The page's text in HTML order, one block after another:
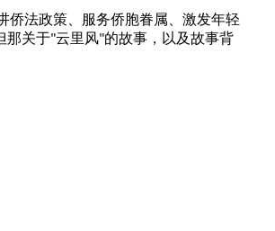
侨法政策、服务侨胞眷属、激发年轻
那关于"云里风"的故事，以及故事背